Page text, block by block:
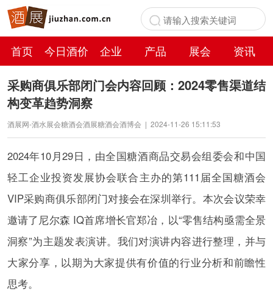
首页 今日酒价 企业 产品 展会
资讯
百科
采购商俱乐部闭门会内容回顾：2024零售渠道结
构变革趋势洞察
酒展网-酒水展会糖酒会酒展糖酒会酒博会 | 2024-11-26 15:11:53
2024年10月29日，由全国糖酒商品交易会组委会和中国
轻工企业投资发展协会联合主办的第111届全国糖酒会
VIP采购商俱乐部闭门对接会在深圳举行。本次会议荣幸
邀请了尼尔森 IQ首席增长官郑冶，以“零售结构亟需全景
洞察”为主题发表演讲。我们对演讲内容进行整理，并与
大家分享，以期为大家提供有价值的行业分析和前瞻性
思考。